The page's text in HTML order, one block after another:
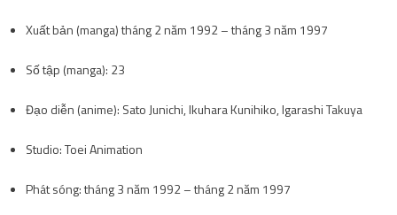
Xuất bản (manga) tháng 2 năm 1992 – tháng 3 năm 1997
Số tập (manga): 23
Đạo diễn (anime): Sato Junichi, Ikuhara Kunihiko, Igarashi Takuya
Studio: Toei Animation
Phát sóng: tháng 3 năm 1992 – tháng 2 năm 1997